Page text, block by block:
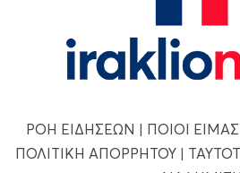
ΡΟΗ ΕΙΔΗΣΕΩΝ | ΠΟΙΟΙ
ΠΟΛΙΤΙΚΗ ΑΠΟΡΡΗΤΟΥ|